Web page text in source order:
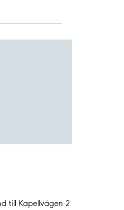
till Kapellvägen 2